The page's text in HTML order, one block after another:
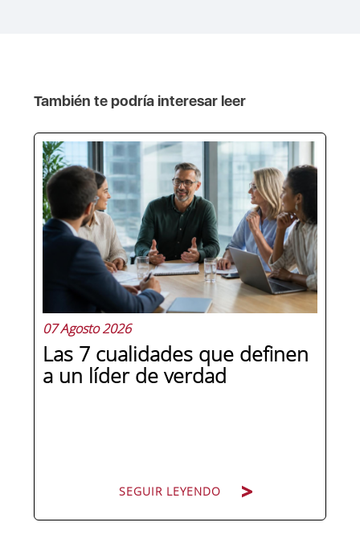
También te podría interesar leer
07 Agosto 2026
Las 7 cualidades que definen
a un líder de verdad
SEGUIR LEYENDO